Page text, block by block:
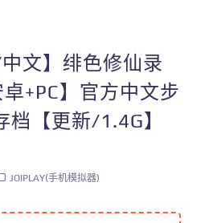
中文】绯色修仙录
+PC】官方中文步
档【更新/1.4G】
JOIPLAY(手机模拟器)